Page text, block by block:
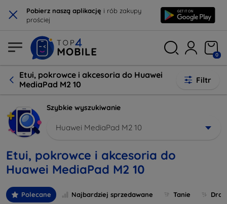
× Pobierz naszą aplikację i rób zakupy
prościej
0
Etui, pokrowce i akcesoria do Huawei
MediaPad M2 10
Filtr
Szybkie wyszukiwanie
Huawei MediaPad M2 10
Etui, pokrowce i akcesoria do
Huawei MediaPad M2 10
Polecane Najbardziej sprzedawane Tanie